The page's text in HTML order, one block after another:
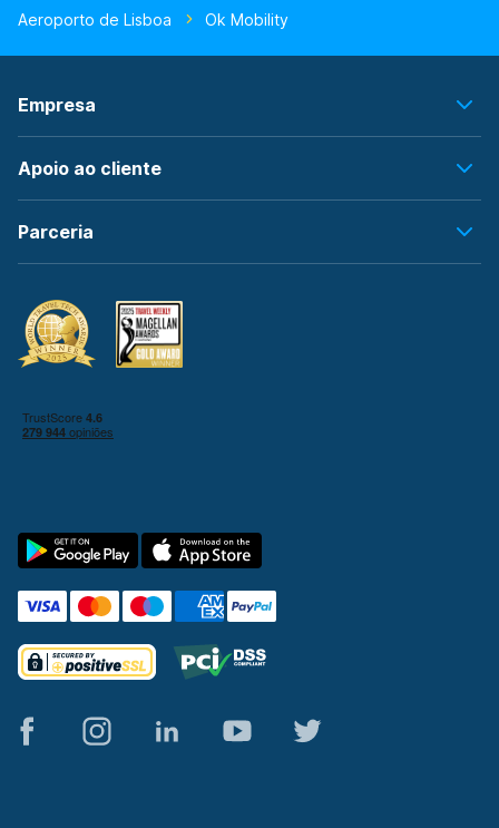
Aeroporto de Lisboa
Ok Mobility
Empresa
Apoio ao cliente
Parceria